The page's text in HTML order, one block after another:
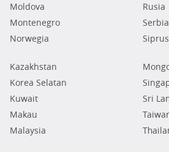
Moldova
Montenegro
Norwegia
Rusia
Serbia
Siprus
Kazakhstan
Korea Selatan
Kuwait
Makau
Malaysia
Sri